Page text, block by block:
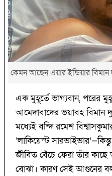
কেমন আছেন এয়ার ইন্ডিয়ার বিমান
এক মুহূর্তে ভাগ্যবান, পরের
আমেদাবাদের ভয়াবহ বিমান
মধ্যেই বন্দি রমেশ
‘লাকিয়েস্ট
জীবিত বেঁচে ফেরা তাঁর
বোঝা। কারণ সেই আগুনের